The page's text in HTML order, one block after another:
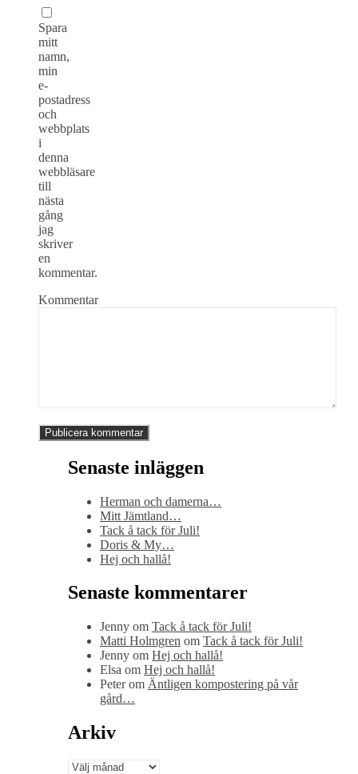
Spara
mitt
namn,
min
e-
postadress
och
webbplats
i
denna
webbläsare
till
nästa
gång
jag
skriver
en
kommentar.
Kommentar
Senaste inläggen
Herman och damerna…
Mitt Jämtland…
Tack å tack för Juli!
Doris & My…
Hej och hallå!
Senaste kommentarer
Jenny om Tack å tack för Juli!
Matti Holmgren om Tack å tack för Juli!
Jenny om Hej och hallå!
Elsa om Hej och hallå!
Peterom Äntligen kompostering på vår
gård…
Arkiv
Arkiv